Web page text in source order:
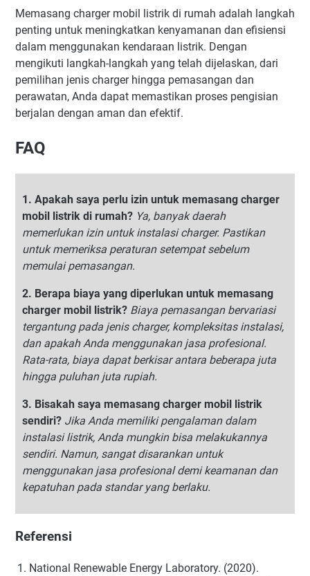
Memasang charger mobil listrik di rumah adalah langkah
penting untuk meningkatkan kenyamanan dan efisiensi
dalam menggunakan kendaraan listrik. Dengan
mengikuti langkah-langkah yang telah dijelaskan, dari
pemilihan jenis charger hingga pemasangan dan
perawatan, Anda dapat memastikan proses pengisian
berjalan dengan aman dan efektif.
FAQ
1. Apakah saya perlu izin untuk memasang charger
mobil listrik di rumah? Ya, banyak daerah
memerlukan izin untuk instalasi charger. Pastikan
untuk memeriksa peraturan setempat sebelum
memulai pemasangan.
2. Berapa biaya yang diperlukan untuk memasang
charger mobil listrik? Biaya pemasangan bervariasi
tergantung pada jenis charger, kompleksitas instalasi,
dan apakah Anda menggunakan jasa profesional.
Rata-rata, biaya dapat berkisar antara beberapa juta
hingga puluhan juta rupiah.
3. Bisakah saya memasang charger mobil listrik
sendiri? Jika Anda memiliki pengalaman dalam
instalasi listrik, Anda mungkin bisa melakukannya
sendiri. Namun, sangat disarankan untuk
menggunakan jasa profesional demi keamanan dan
kepatuhan pada standar yang berlaku.
Referensi
National Renewable Energy Laboratory. (2020).